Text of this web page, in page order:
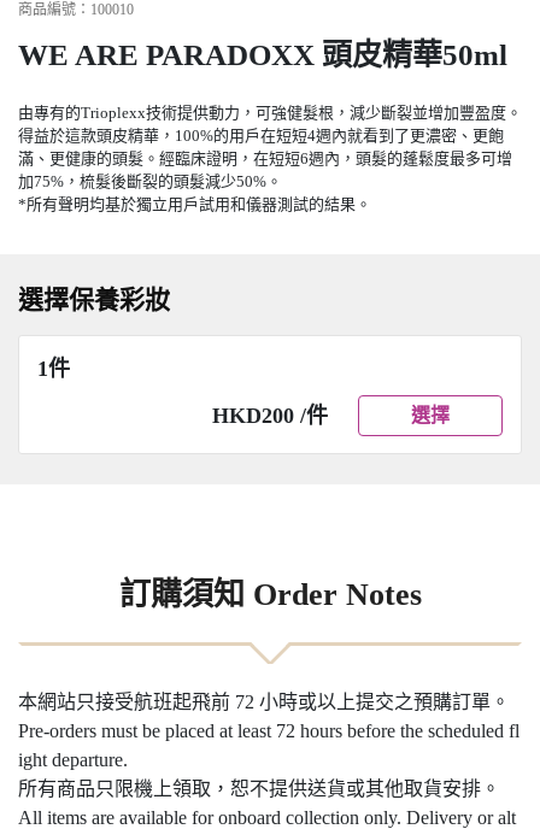
商品編號：100010
WE ARE PARADOXX 頭皮精華50ml
由專有的Trioplexx技術提供動力，可強健髮根，減少斷裂並增加豐盈度。
得益於這款頭皮精華，100%的用戶在短短4週內就看到了更濃密、更飽
滿、更健康的頭髮。經臨床證明，在短短6週內，頭髮的蓬鬆度最多可增
加75%，梳髮後斷裂的頭髮減少50%。
*所有聲明均基於獨立用戶試用和儀器測試的結果。
選擇保養彩妝
1件
HKD200 /件
選擇
訂購須知 Order Notes
本網站只接受航班起飛前 72 小時或以上提交之預購訂單。
Pre-orders must be placed at least 72 hours before the scheduled fl
ight departure.
所有商品只限機上領取，恕不提供送貨或其他取貨安排。
All items are available for onboard collection only. Delivery or alt